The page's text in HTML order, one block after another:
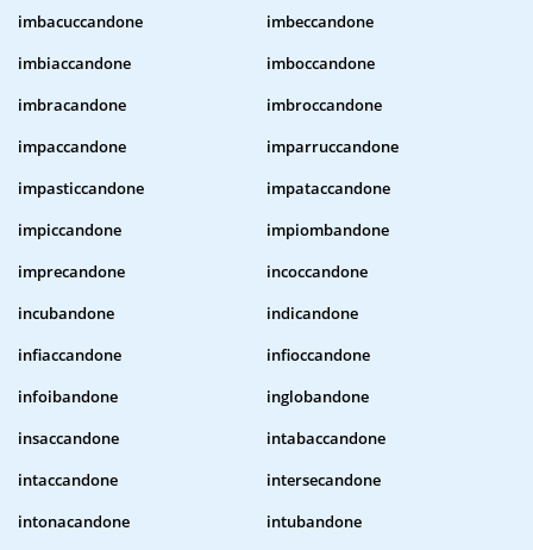
imbacuccandone
imbeccandone
imbiaccandone
imboccandone
imbracandone
imbroccandone
impaccandone
imparruccandone
impasticcandone
impataccandone
impiccandone
impiombandone
imprecandone
incoccandone
incubandone
indicandone
infiaccandone
infioccandone
infoibandone
inglobandone
insaccandone
intabaccandone
intaccandone
intersecandone
intonacandone
intubandone